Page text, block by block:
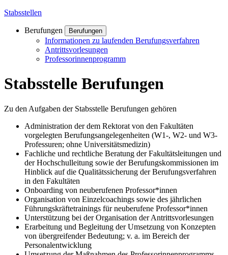
Stabsstellen
Berufungen Berufungen
Informationen zu laufenden Berufungsverfahren
Antrittsvorlesungen
Professorinnenprogramm
Stabsstelle Berufungen
Zu den Aufgaben der Stabsstelle Berufungen gehören
Administration der dem Rektorat von den Fakultäten
vorgelegten Berufungsangelegenheiten (W1-, W2- und W3-
Professuren; ohne Universitätsmedizin)
Fachliche und rechtliche Beratung der Fakultätsleitungen und
der Hochschulleitung sowie der Berufungskommissionen im
Hinblick auf die Qualitätssicherung der Berufungsverfahren
in den Fakultäten
Onboarding von neuberufenen Professor*innen
Organisation von Einzelcoachings sowie des jährlichen
Führungskräftetrainings für neuberufene Professor*innen
Unterstützung bei der Organisation der Antrittsvorlesungen
Erarbeitung und Begleitung der Umsetzung von Konzepten
von übergreifender Bedeutung; v. a. im Bereich der
Personalentwicklung